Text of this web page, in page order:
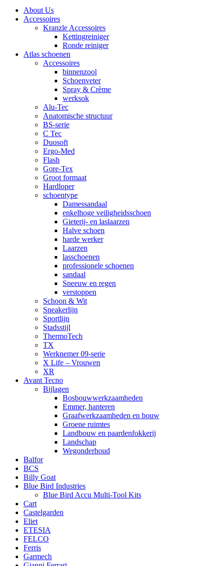
About Us
Accessoires
Kranzle Accessoires
Kettingreiniger
Ronde reiniger
Atlas schoenen
Accessoires
binnenzool
Schoenveter
Spray & Crème
werksok
Alu-Tec
Anatomische structuur
BS-serie
C Tec
Duosoft
Ergo-Med
Flash
Gore-Tex
Groot formaat
Hardloper
schoentype
Damessandaal
enkelhoge veiligheidsschoen
Gieterij- en laslaarzen
Halve schoen
harde werker
Laarzen
lasschoenen
professionele schoenen
sandaal
Sneeuw en regen
verstoppen
Schoon & Wit
Sneakerlijn
Sportlijn
Stadsstijl
ThermoTech
TX
Werknemer 09-serie
X Life – Vrouwen
XR
Avant Tecno
Bijlagen
Bosbouwwerkzaamheden
Emmer, hanteren
Graafwerkzaamheden en bouw
Groene ruimtes
Landbouw en paardenfokkerij
Landschap
Wegonderhoud
Balfor
BCS
Billy Goat
Blue Bird Industries
Blue Bird Accu Multi-Tool Kits
Cart
Castelgarden
Eliet
ETESIA
FELCO
Ferris
Garmech